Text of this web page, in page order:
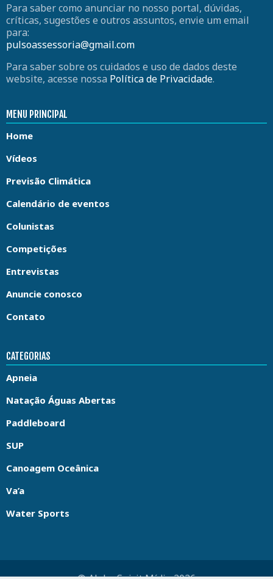
Para saber como anunciar no nosso portal, dúvidas,
críticas, sugestões e outros assuntos, envie um email
para:
pulsoassessoria@gmail.com
Para saber sobre os cuidados e uso de dados deste
website, acesse nossa Política de Privacidade.
MENU PRINCIPAL
Home
Vídeos
Previsão Climática
Calendário de eventos
Colunistas
Competições
Entrevistas
Anuncie conosco
Contato
CATEGORIAS
Apneia
Natação Águas Abertas
Paddleboard
SUP
Canoagem Oceânica
Va’a
Water Sports